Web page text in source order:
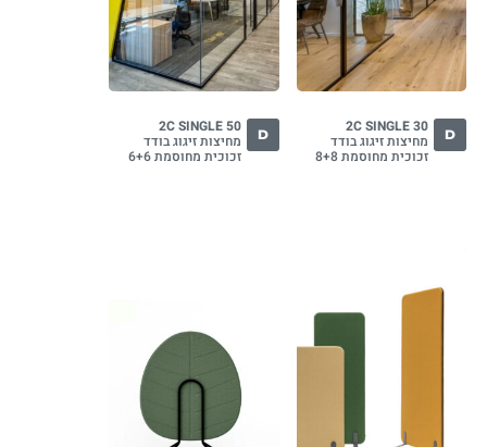
D
2C SINGLE 30
מחיצות זיגוג בודד
זכוכית מחוסמת 8+8
D
2C SINGLE 50
מחיצות זיגוג בודד
זכוכית מחוסמת 6+6